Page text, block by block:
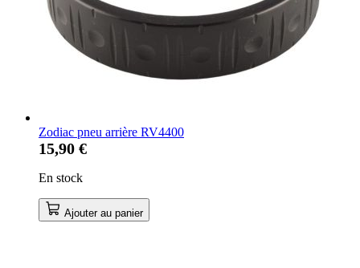
Zodiac pneu arrière RV4400
15,90 €
En stock
Ajouter au panier